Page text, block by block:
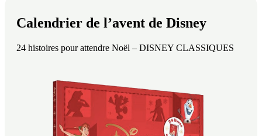
Calendrier de l’avent de Disney
24 histoires pour attendre Noël – DISNEY CLASSIQUES